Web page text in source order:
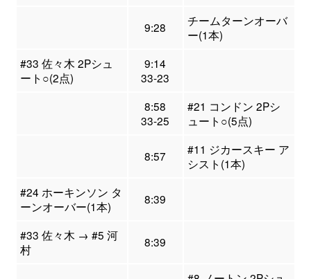
9:28
チームターンオーバ
ー(1本)
#33 佐々木 2Pシュ
ート○(2点)
9:14
33-23
8:58
33-25
#21 コンドン 2Pシ
ュート○(5点)
8:57
#11 ジカースキー ア
シスト(1本)
#24 ホーキンソン タ
ーンオーバー(1本)
8:39
#33 佐々木 → #5 河
村
8:39